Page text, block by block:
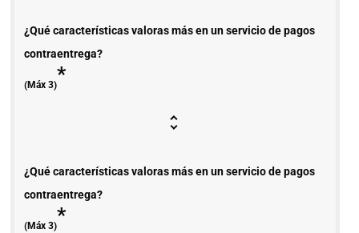
¿Qué características valoras más en un servicio de pagos
contraentrega?
(Máx 3)*
¿Qué características valoras más en un servicio de pagos
contraentrega?
(Máx 3)*